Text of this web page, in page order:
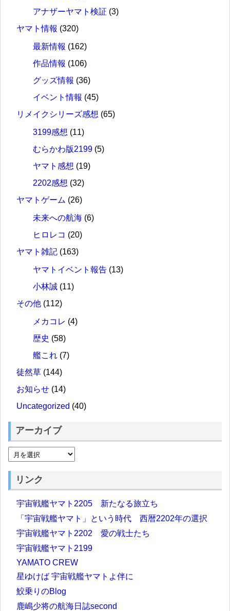
アナザーヤマト検証 (3)
ヤマト情報 (320)
最新情報 (162)
作品情報 (106)
グッズ情報 (36)
イベント情報 (45)
リメイクシリーズ感想 (65)
3199感想 (11)
むらかわ版2199 (5)
ヤマト感想 (19)
2202感想 (32)
ヤマトゲーム (26)
未来への航海 (6)
ヒロレコ (20)
ヤマト雑記 (163)
ヤマトイベント報告 (13)
小林誠 (11)
その他 (112)
メカコレ (4)
歴史 (58)
艦これ (7)
徒然草 (144)
お知らせ (14)
Uncategorized (40)
アーカイブ
リンク
宇宙戦艦ヤマト2205 新たなる旅立ち
「宇宙戦艦ヤマト」という時代 西暦2202年の選択
宇宙戦艦ヤマト2202 愛の戦士たち
宇宙戦艦ヤマト2199
YAMATO CREW
星ゆけば 宇宙戦艦ヤマトよ伴に
鮫乗りのBlog
鹿嶋少将の航海日誌second